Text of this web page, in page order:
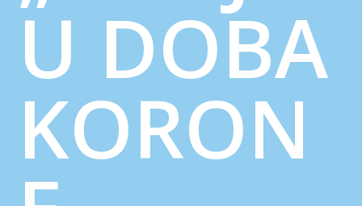
U DOBA
KORON